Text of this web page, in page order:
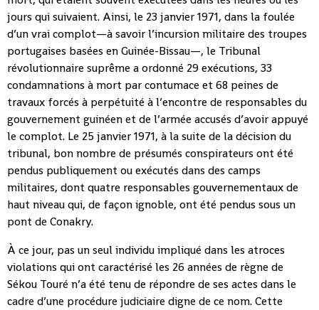
jours qui suivaient. Ainsi, le 23 janvier 1971, dans la foulée
d’un vrai complot—à savoir l’incursion militaire des troupes
portugaises basées en Guinée-Bissau—, le Tribunal
révolutionnaire suprême a ordonné 29 exécutions, 33
condamnations à mort par contumace et 68 peines de
travaux forcés à perpétuité à l’encontre de responsables du
gouvernement guinéen et de l’armée accusés d’avoir appuyé
le complot. Le 25 janvier 1971, à la suite de la décision du
tribunal, bon nombre de présumés conspirateurs ont été
pendus publiquement ou exécutés dans des camps
militaires, dont quatre responsables gouvernementaux de
haut niveau qui, de façon ignoble, ont été pendus sous un
pont de Conakry.
À ce jour, pas un seul individu impliqué dans les atroces
violations qui ont caractérisé les 26 années de règne de
Sékou Touré n’a été tenu de répondre de ses actes dans le
cadre d’une procédure judiciaire digne de ce nom. Cette